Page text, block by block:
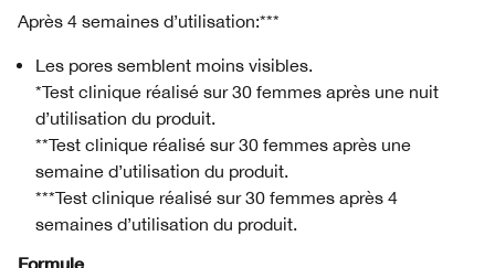
Après 4 semaines d’utilisation:***
Les pores semblent moins visibles.
*Test clinique réalisé sur 30 femmes après une nuit
d’utilisation du produit.
**Test clinique réalisé sur 30 femmes après une
semaine d’utilisation du produit.
***Test clinique réalisé sur 30 femmes après 4
semaines d’utilisation du produit.
Formule